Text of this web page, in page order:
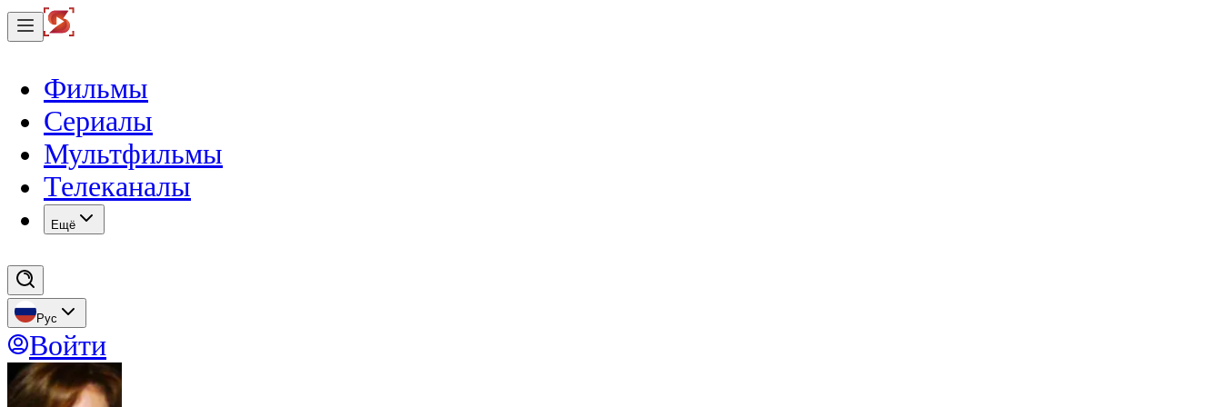
Фильмы
Сериалы
Мультфильмы
Телеканалы
Eщё
Рус
Войти